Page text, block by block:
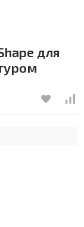
для